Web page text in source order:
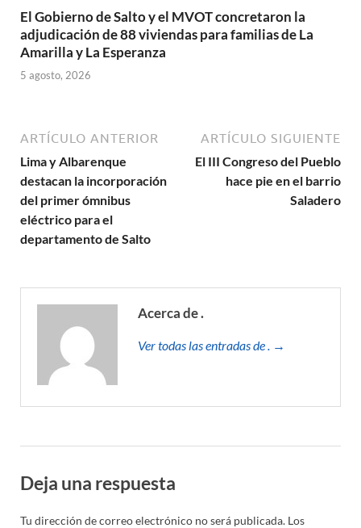
El Gobierno de Salto y el MVOT concretaron la
adjudicación de 88 viviendas para familias de La
Amarilla y La Esperanza
5 agosto, 2026
ARTÍCULO ANTERIOR
Lima y Albarenque
destacan la incorporación
del primer ómnibus
eléctrico para el
departamento de Salto
ARTÍCULO SIGUIENTE
El III Congreso del Pueblo
hace pie en el barrio
Saladero
Acerca de .
Ver todas las entradas de . →
Deja una respuesta
Tu dirección de correo electrónico no será publicada. Los